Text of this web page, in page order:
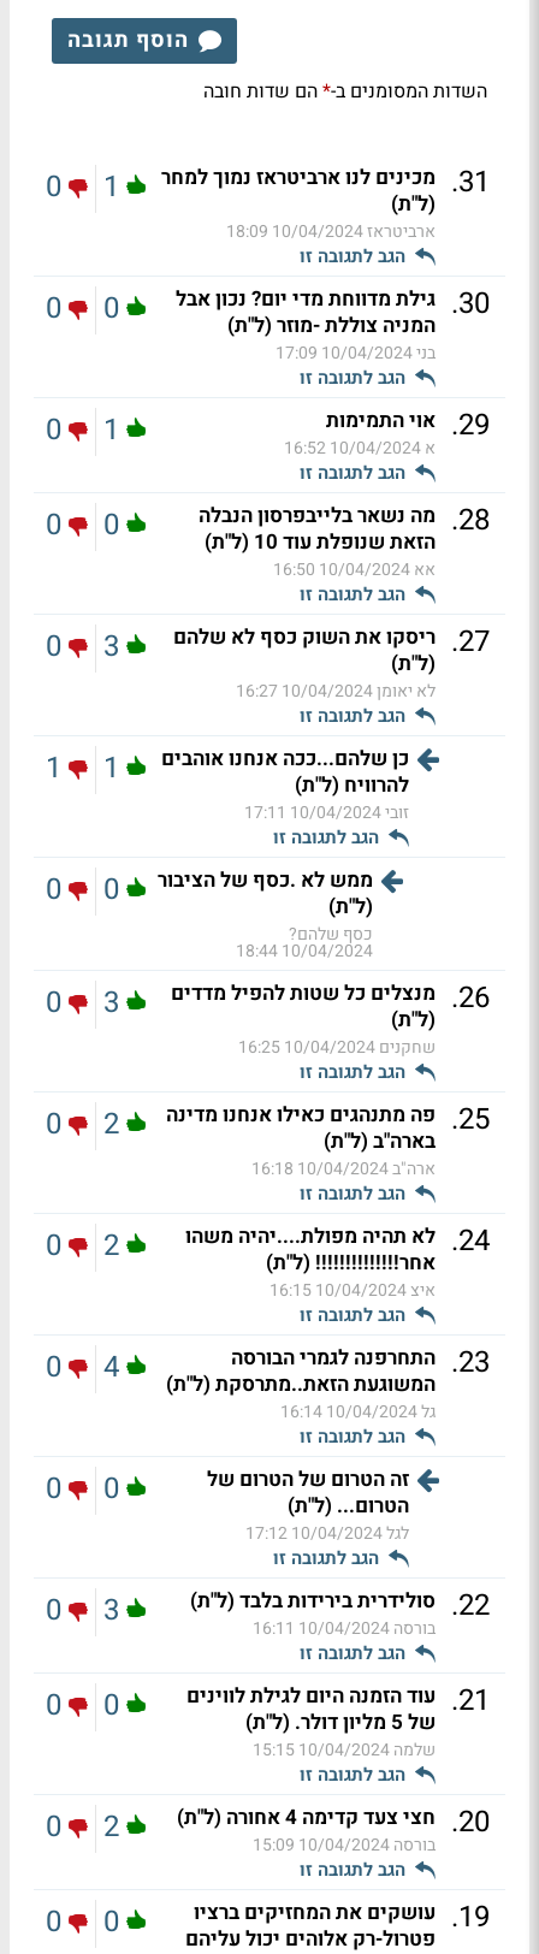
הוסף תגובה
השדות המסומנים ב-*הם שדות חובה
31
. מכינים לנו ארביטראז נמוך למחר
(ל"ת)
ארביטראז10/04/2024 18:09
הגב לתגובה זו
1
0
30
. גילת מדווחת מדי יום? נכון אבל
המניה צוללת -מוזר (ל"ת)
בני10/04/2024 17:09
הגב לתגובה זו
0
0
29
. אוי התמימות
א10/04/2024 16:52
הגב לתגובה זו
1
0
28
. מה נשאר בלייבפרסון הנבלה
הזאת שנופלת עוד 10 (ל"ת)
אא10/04/2024 16:50
הגב לתגובה זו
0
0
27
. ריסקו את השוק כסף לא שלהם
(ל"ת)
לא יאומן10/04/2024 16:27
הגב לתגובה זו
3
0
כן שלהם...ככה אנחנו אוהבים
להרוויח (ל"ת)
זובי10/04/2024 17:11
הגב לתגובה זו
1
1
ממש לא .כסף של הציבור
(ל"ת)
כסף שלהם?
10/04/2024 18:44
0
0
26
. מנצלים כל שטות להפיל מדדים
(ל"ת)
שחקנים10/04/2024 16:25
הגב לתגובה זו
3
0
25
. פה מתנהגים כאילו אנחנו מדינה
בארה"ב (ל"ת)
ארה"ב10/04/2024 16:18
הגב לתגובה זו
2
0
24
. לא תהיה מפולת....יהיה משהו
אחר!!!!!!!!!!!!!! (ל"ת)
איצ10/04/2024 16:15
הגב לתגובה זו
2
0
23
. התחרפנה לגמרי הבורסה
המשוגעת הזאת..מתרסקת (ל"ת)
גל10/04/2024 16:14
הגב לתגובה זו
4
0
זה הטרום של הטרום של
הטרום... (ל"ת)
לגל10/04/2024 17:12
הגב לתגובה זו
0
0
22
. סולידרית בירידות בלבד (ל"ת)
בורסה10/04/2024 16:11
הגב לתגובה זו
3
0
21
. עוד הזמנה היום לגילת לווינים
של 5 מליון דולר. (ל"ת)
שלמה10/04/2024 15:15
הגב לתגובה זו
0
0
20
. חצי צעד קדימה 4 אחורה (ל"ת)
בורסה10/04/2024 15:09
הגב לתגובה זו
2
0
19
. עושקים את המחזיקים ברציו
פטרול-רק אלוהים יכול עליהם
0
0